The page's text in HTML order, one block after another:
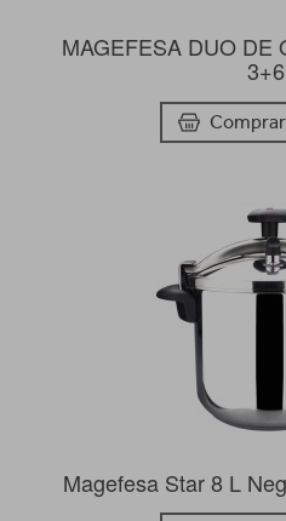
MAGEFESA DUO DE
Comprar
Magefesa Star 8 L